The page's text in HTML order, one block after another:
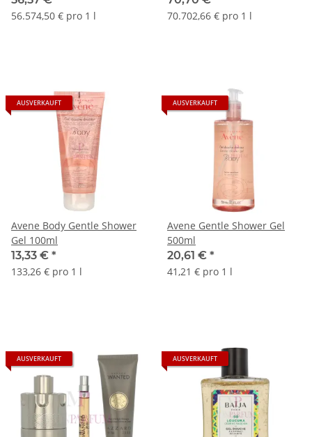
56.574,50 € pro 1 l
Gel 75ml
70.702,66 € pro 1 l
AUSVERKAUFT
Avene Body Gentle Shower
Gel 100ml
13,33 € *
133,26 € pro 1 l
AUSVERKAUFT
Avene Gentle Shower Gel
500ml
20,61 € *
41,21 € pro 1 l
AUSVERKAUFT AUSVERKAUFT